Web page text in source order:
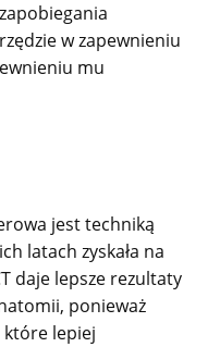
w zapewnieniu
mu
jest techniką
latach zyskała na
daje lepsze rezultaty
ponieważ
lepiej